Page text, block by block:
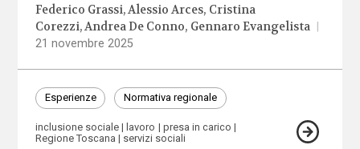
Federico Grassi Alessio Arces Cristina
Corezzi Andrea De Conno Gennaro Evangelista |
21 novembre 2025
Esperienze Normativa regionale
inclusione sociale lavoro
presa in carico
Regione Toscana
servizi sociali